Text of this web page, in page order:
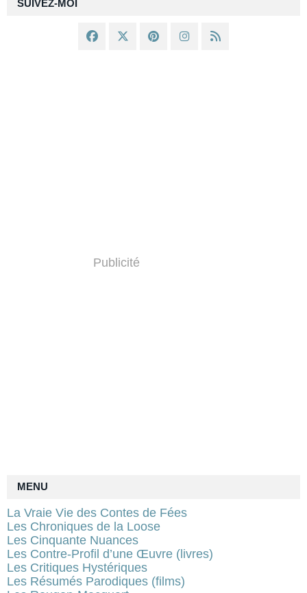
SUIVEZ-MOI
Publicité
MENU
La Vraie Vie des Contes de Fées
Les Chroniques de la Loose
Les Cinquante Nuances
Les Contre-Profil d’une Œuvre (livres)
Les Critiques Hystériques
Les Résumés Parodiques (films)